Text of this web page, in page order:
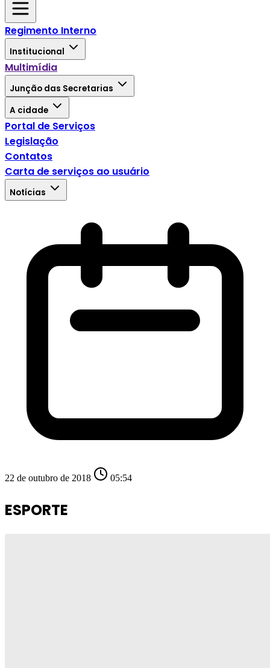
Regimento Interno
Institucional
Multimídia
Junção das Secretarias
A cidade
Portal de Serviços
Legislação
Contatos
Carta de serviços ao usuário
Notícias
22 de outubro de 2018 05:54
ESPORTE